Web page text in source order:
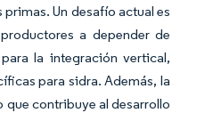
Un desafío actual es
a depender de
la integración vertical,
para sidra. Además, la
contribuye al desarrollo